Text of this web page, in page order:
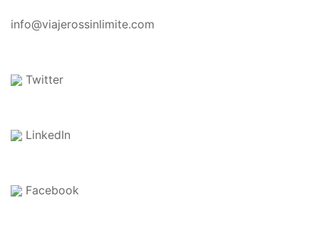
info@viajerossinlimite.com
Twitter
LinkedIn
Facebook